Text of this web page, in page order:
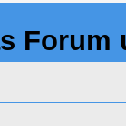
Forum